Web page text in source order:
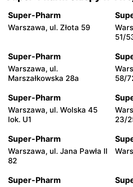
Super-Pharm
Warszawa, ul. Złota 59
51/
Super-Pharm
Warszawa, ul.
Marszałkowska 28a
58/
Super-Pharm
Warszawa, ul. Wolska 45
lok. U1
23/
Super-Pharm
Warszawa, ul. Jana Pawła II
82
Super-Pharm